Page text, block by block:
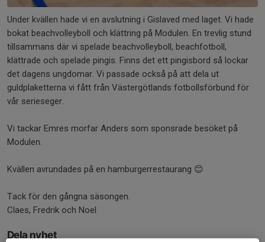
Under kvällen hade vi en avslutning i Gislaved med laget. Vi hade
bokat beachvolleyboll och klättring på Modulen. En trevlig stund
tillsammans där vi spelade beachvolleyboll, beachfotboll,
klättrade och spelade pingis. Finns det ett pingisbord så lockar
det dagens ungdomar. Vi passade också på att dela ut
guldplaketterna vi fått från Västergötlands fotbollsförbund för
vår serieseger.
Vi tackar Emres morfar Anders som sponsrade besöket på
Modulen.
Kvällen avrundades på en hamburgerrestaurang 😊
Tack för den gångna säsongen.
Claes, Fredrik och Noel
Dela nyhet